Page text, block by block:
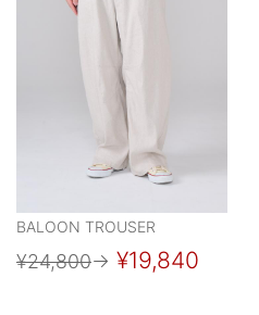
BALOON TROUSER
¥24,800→ ¥19,840